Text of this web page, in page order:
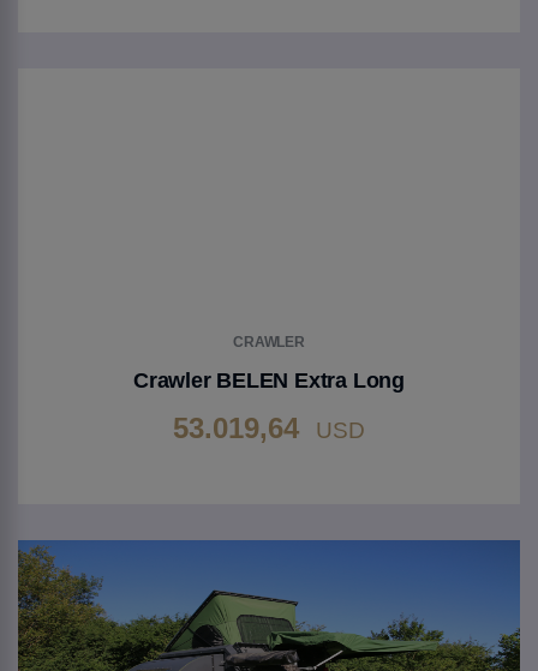
CRAWLER
Crawler BELEN Extra Long
53.019,64 USD